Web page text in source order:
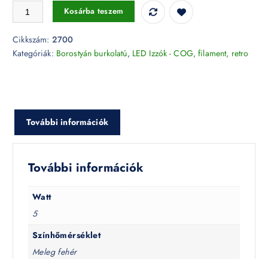
Love Retro LED izzó - 5W Filament E27 G125 2200K - 2700
Kosárba teszem
Cikkszám: 2700
Kategóriák: Borostyán burkolatú, LED Izzók - COG, filament, retro
További információk
További információk
Watt
5
Színhőmérséklet
Meleg fehér